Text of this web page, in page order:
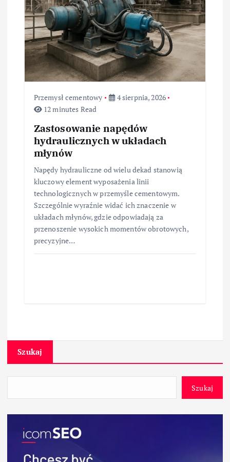
Przemysł cementowy
4 sierpnia, 2026
12 minutes Read
Zastosowanie napędów
hydraulicznych w układach
młynów
Napędy hydrauliczne od wielu dekad stanowią
kluczowy element wyposażenia linii
technologicznych w przemyśle cementowym.
Szczególnie wyraźnie widać ich znaczenie w
układach młynów, gdzie odpowiadają za
przenoszenie wysokich momentów obrotowych,
precyzyjne…
Szukaj
Szukaj